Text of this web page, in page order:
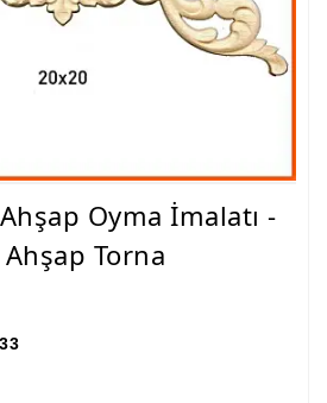
Sehpa İmalatı, Modelleri
İmalatı, Modelleri
Modelleri
İmalatı, Modelleri
İmalatı Modelleri
İmalatı, Modelleri
Oyma İmalatı -
Torna